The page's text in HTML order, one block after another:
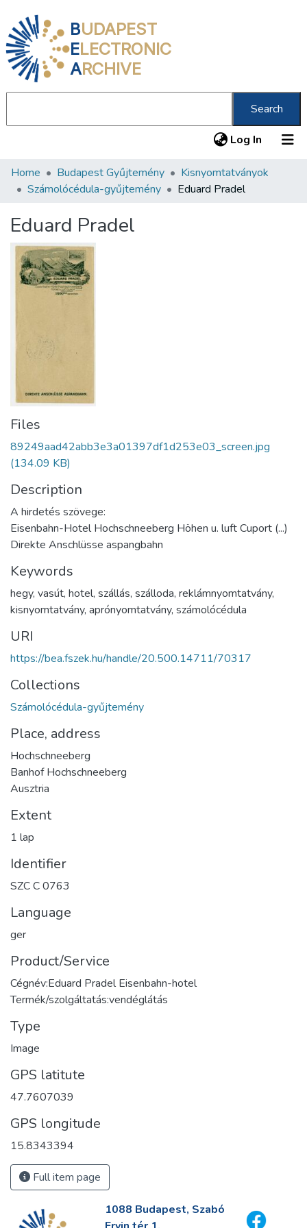
BUDAPEST
ELECTRONIC
ARCHIVE
Search
Log In (current)
Communities & Collections
Statistics
About us
Home Budapest Gyűjtemény
Kisnyomtatványok
Számolócédula-gyűjtemény
Eduard Pradel
Eduard Pradel
Files
89249aad42abb3e3a01397df1d253e03_screen.jpg
(134.09 KB)
Description
A hirdetés szövege:
Eisenbahn-Hotel Hochschneeberg Höhen u. luft Cuport (...)
Direkte Anschlüsse aspangbahn
Keywords
hegy, vasút, hotel, szállás, szálloda, reklámnyomtatvány,
kisnyomtatvány, aprónyomtatvány, számolócédula
URI
https://bea.fszek.hu/handle/20.500.14711/70317
Collections
Számolócédula-gyűjtemény
Place, address
Hochschneeberg
Banhof Hochschneeberg
Ausztria
Extent
1 lap
Identifier
SZC C 0763
Language
ger
Product/Service
Cégnév:Eduard Pradel Eisenbahn-hotel
Termék/szolgáltatás:vendéglátás
Type
Image
GPS latitute
47.7607039
GPS longitude
15.8343394
Full item page
1088 Budapest, Szabó